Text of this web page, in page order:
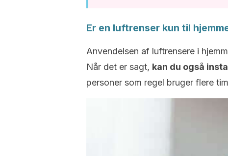
Er en luftrenser kun til
Anvendelsen af luftrensere i
Når det er sagt, kan du også
personer som regel bruger flere